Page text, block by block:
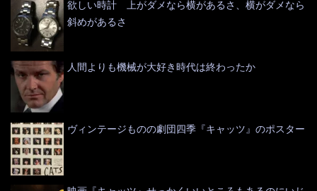
欲しい時計 上がダメなら横があるさ、横がダメなら
斜めがあるさ
人間よりも機械が大好き時代は終わったか
ヴィンテージものの劇団四季『キャッツ』のポスター